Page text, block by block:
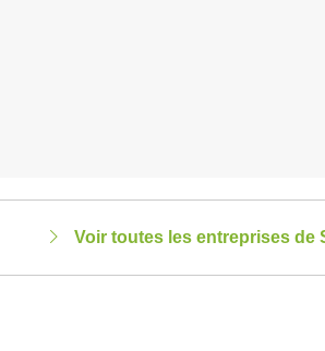
Voir toutes les entreprises de